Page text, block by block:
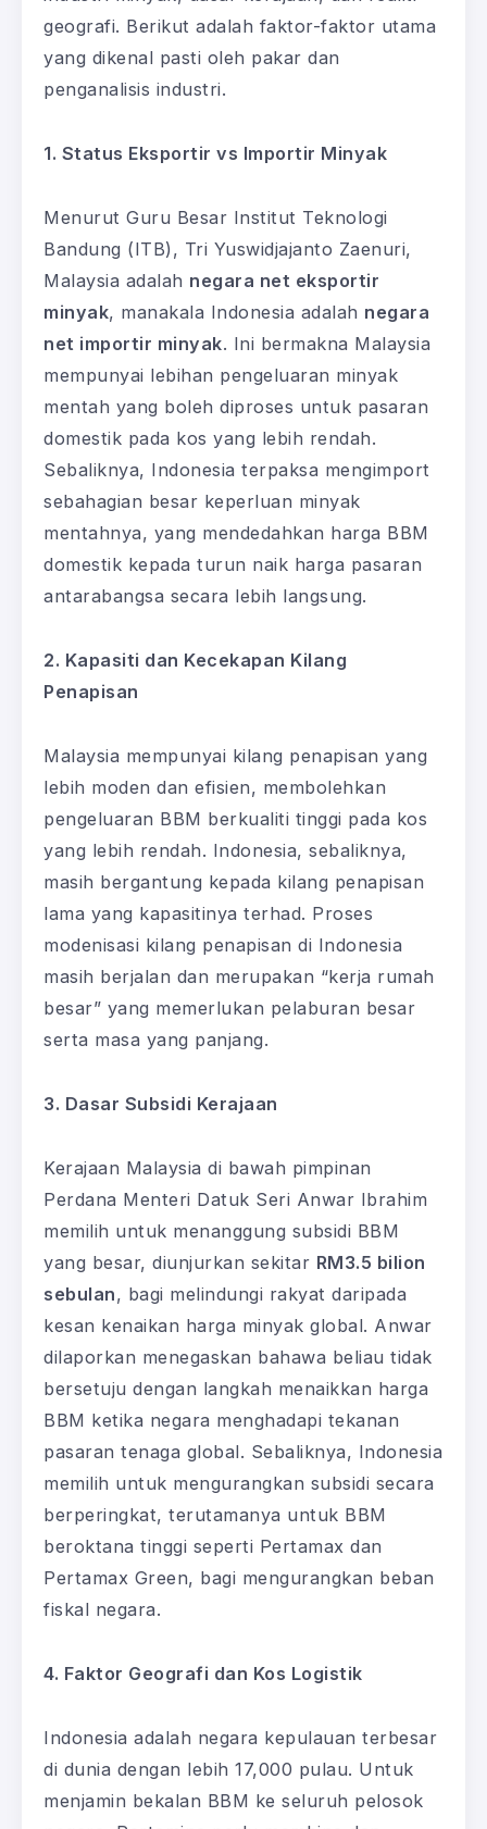
geografi. Berikut adalah faktor-faktor utama
yang dikenal pasti oleh pakar dan
penganalisis industri.
1. Status Eksportir vs Importir Minyak
Menurut Guru Besar Institut Teknologi
Bandung (ITB), Tri Yuswidjajanto Zaenuri,
Malaysia adalah negara net eksportir
minyak, manakala Indonesia adalah negara
net importir minyak. Ini bermakna Malaysia
mempunyai lebihan pengeluaran minyak
mentah yang boleh diproses untuk pasaran
domestik pada kos yang lebih rendah.
Sebaliknya, Indonesia terpaksa mengimport
sebahagian besar keperluan minyak
mentahnya, yang mendedahkan harga BBM
domestik kepada turun naik harga pasaran
antarabangsa secara lebih langsung.
2. Kapasiti dan Kecekapan Kilang
Penapisan
Malaysia mempunyai kilang penapisan yang
lebih moden dan efisien, membolehkan
pengeluaran BBM berkualiti tinggi pada kos
yang lebih rendah. Indonesia, sebaliknya,
masih bergantung kepada kilang penapisan
lama yang kapasitinya terhad. Proses
modenisasi kilang penapisan di Indonesia
masih berjalan dan merupakan “kerja rumah
besar” yang memerlukan pelaburan besar
serta masa yang panjang.
3. Dasar Subsidi Kerajaan
Kerajaan Malaysia di bawah pimpinan
Perdana Menteri Datuk Seri Anwar Ibrahim
memilih untuk menanggung subsidi BBM
yang besar, diunjurkan sekitar RM3.5 bilion
sebulan, bagi melindungi rakyat daripada
kesan kenaikan harga minyak global. Anwar
dilaporkan menegaskan bahawa beliau tidak
bersetuju dengan langkah menaikkan harga
BBM ketika negara menghadapi tekanan
pasaran tenaga global. Sebaliknya, Indonesia
memilih untuk mengurangkan subsidi secara
berperingkat, terutamanya untuk BBM
beroktana tinggi seperti Pertamax dan
Pertamax Green, bagi mengurangkan beban
fiskal negara.
4. Faktor Geografi dan Kos Logistik
Indonesia adalah negara kepulauan terbesar
di dunia dengan lebih 17,000 pulau. Untuk
menjamin bekalan BBM ke seluruh pelosok